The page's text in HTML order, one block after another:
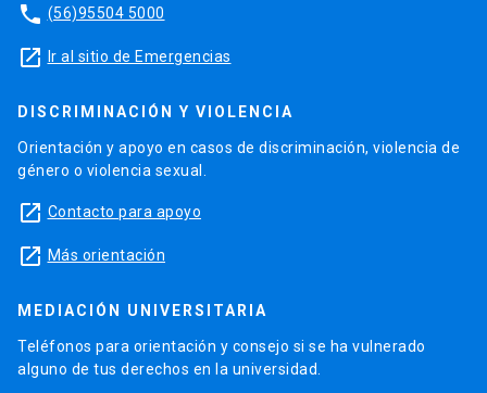
phone (56)95504 5000
launch Ir al sitio de Emergencias
DISCRIMINACIÓN Y VIOLENCIA
Orientación y apoyo en casos de discriminación, violencia de
género o violencia sexual.
launch Contacto para apoyo
launch Más orientación
MEDIACIÓN UNIVERSITARIA
Teléfonos para orientación y consejo si se ha vulnerado
alguno de tus derechos en la universidad.